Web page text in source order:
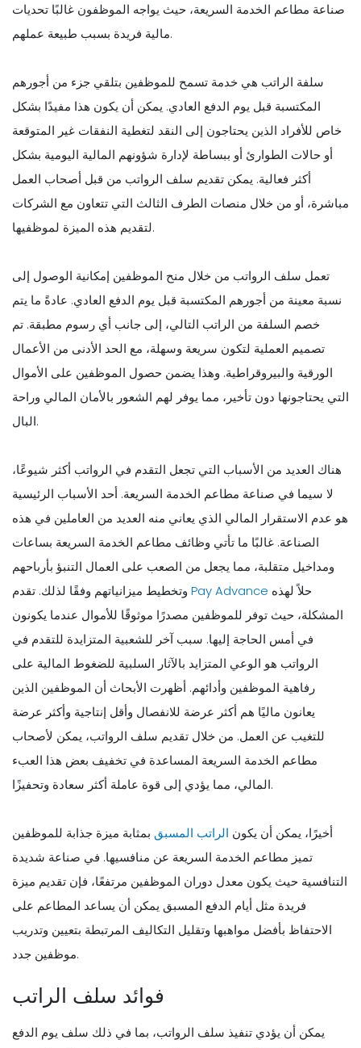
صناعة مطاعم الخدمة السريعة، حيث يواجه الموظفون غالبًا تحديات
مالية فريدة بسبب طبيعة عملهم.
سلفة الراتب هي خدمة تسمح للموظفين بتلقي جزء من أجورهم
المكتسبة قبل يوم الدفع العادي. يمكن أن يكون هذا مفيدًا بشكل
خاص للأفراد الذين يحتاجون إلى النقد لتغطية النفقات غير المتوقعة
أو حالات الطوارئ أو ببساطة لإدارة شؤونهم المالية اليومية بشكل
أكثر فعالية. يمكن تقديم سلف الرواتب من قبل أصحاب العمل
مباشرة، أو من خلال منصات الطرف الثالث التي تتعاون مع الشركات
لتقديم هذه الميزة لموظفيها.
تعمل سلف الرواتب من خلال منح الموظفين إمكانية الوصول إلى
نسبة معينة من أجورهم المكتسبة قبل يوم الدفع العادي. عادةً ما يتم
خصم السلفة من الراتب التالي، إلى جانب أي رسوم مطبقة. تم
تصميم العملية لتكون سريعة وسهلة، مع الحد الأدنى من الأعمال
الورقية والبيروقراطية. وهذا يضمن حصول الموظفين على الأموال
التي يحتاجونها دون تأخير، مما يوفر لهم الشعور بالأمان المالي وراحة
البال.
هناك العديد من الأسباب التي تجعل التقدم في الرواتب أكثر شيوعًا،
لا سيما في صناعة مطاعم الخدمة السريعة. أحد الأسباب الرئيسية
هو عدم الاستقرار المالي الذي يعاني منه العديد من العاملين في هذه
الصناعة. غالبًا ما تأتي وظائف مطاعم الخدمة السريعة بساعات
ومداخيل متقلبة، مما يجعل من الصعب على العمال التنبؤ بأرباحهم
Pay Advance
المشكلة، حيث توفر للموظفين مصدرًا موثوقًا للأموال عندما يكونون
في أمس الحاجة إليها. سبب آخر للشعبية المتزايدة للتقدم في
الرواتب هو الوعي المتزايد بالآثار السلبية للضغوط المالية على
رفاهية الموظفين وأدائهم. أظهرت الأبحاث أن الموظفين الذين
يعانون ماليًا هم أكثر عرضة للانفصال وأقل إنتاجية وأكثر عرضة
للتغيب عن العمل. من خلال تقديم سلف الرواتب، يمكن لأصحاب
مطاعم الخدمة السريعة المساعدة في تخفيف بعض هذا العبء
المالي، مما يؤدي إلى قوة عاملة أكثر سعادة وتحفيزًا.
أخيرًا، يمكن أن يكون الراتب المسبق بمثابة ميزة جذابة للموظفين
تميز مطاعم الخدمة السريعة عن منافسيها. في صناعة شديدة
التنافسية حيث يكون معدل دوران الموظفين مرتفعًا، فإن تقديم ميزة
فريدة مثل أيام الدفع المسبق يمكن أن يساعد المطاعم على
الاحتفاظ بأفضل مواهبها وتقليل التكاليف المرتبطة بتعيين وتدريب
موظفين جدد.
فوائد سلف الراتب
يمكن أن يؤدي تنفيذ سلف الرواتب، بما في ذلك سلف يوم الدفع